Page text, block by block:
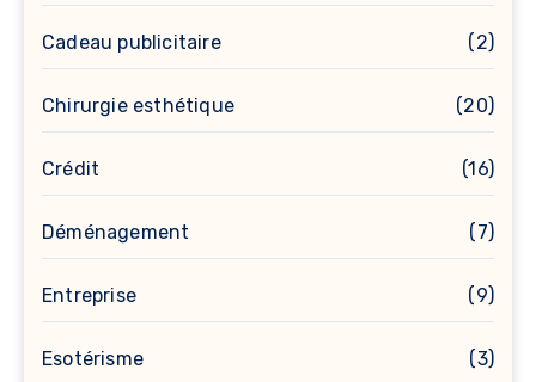
Cadeau publicitaire (2)
Chirurgie esthétique (20)
Crédit (16)
Déménagement (7)
Entreprise (9)
Esotérisme (3)